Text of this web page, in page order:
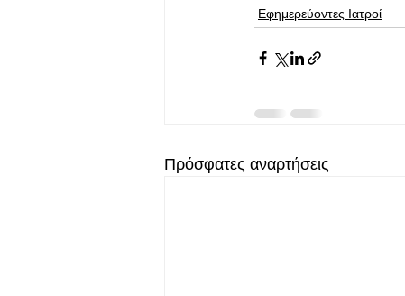
Εφημερεύοντες Ιατροί
Πρόσφατες αναρτήσεις